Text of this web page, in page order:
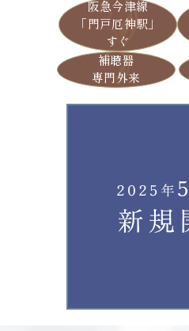
阪急今津線
「門戸厄神駅」
すぐ
補聴器
専門外来